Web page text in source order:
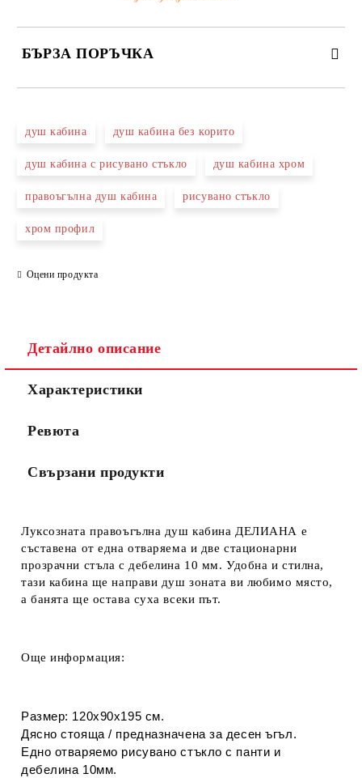
БЪРЗА ПОРЪЧКА
Ние ще се свържем с вас в рамките на работния ден.
душ кабина душ кабина без корито
душ кабина с рисувано стъкло душ кабина хром
правоъгълна душ кабина рисувано стъкло
хром профил
Оцени продукта
Детайлно описание
Характеристики
Ревюта
Свързани продукти
Луксозната правоъгълна душ кабина ДЕЛИАНА е
съставена отедна отваряема и две стационарни
прозрачни стъла с дебелина 10 мм. Удобна и стилна,
тази кабина ще направи душ зоната ви любимо място,
а банята ще остава суха всеки път.
Още информация:
Размер: 120х90х195 см.
Дясно стояща / предназначена за десен ъгъл.
Едно отваряемо рисувано стъкло с панти и
дебелина 10мм.